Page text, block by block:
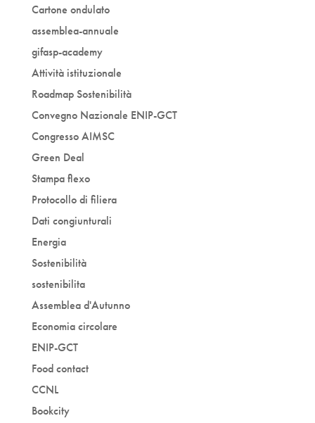
Cartone ondulato
assemblea-annuale
gifasp-academy
Attività istituzionale
Roadmap Sostenibilità
Convegno Nazionale ENIP-GCT
Congresso AIMSC
Green Deal
Stampa flexo
Protocollo di filiera
Dati congiunturali
Energia
Sostenibilità
sostenibilita
Assemblea d'Autunno
Economia circolare
ENIP-GCT
Food contact
CCNL
Bookcity